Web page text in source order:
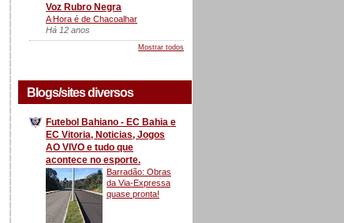
Voz Rubro Negra
A Hora é de Chacoalhar
Há 12 anos
Mostrar todos
Blogs/sites diversos
Futebol Bahiano - EC Bahia e
EC Vitoria, Noticias, Jogos
AO VIVO e tudo que
acontece no esporte.
Barradão: Obras
da Via-Expressa
quase pronta!